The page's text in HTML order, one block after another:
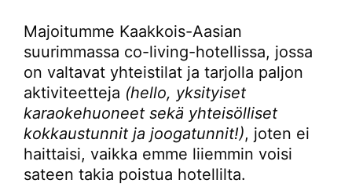
Majoitumme Kaakkois-Aasian
suurimmassa co-living-hotellissa, jossa
on valtavat yhteistilat ja tarjolla paljon
aktiviteetteja (hello, yksityiset
karaokehuoneet sekä yhteisölliset
kokkaustunnit ja joogatunnit!), joten ei
haittaisi, vaikka emme liiemmin voisi
sateen takia poistua hotellilta.